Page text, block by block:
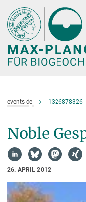
Hauptinhalt
events-de 1326878326
Noble
26. APRIL 2012